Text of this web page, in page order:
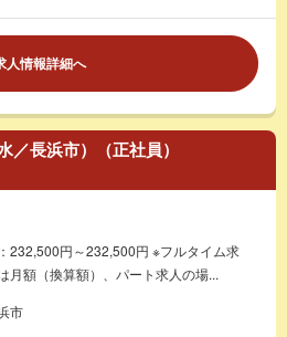
人情報詳細へ
／長浜市）（正社員）
232,500円～232,500円 ※フルタイム求
月額（換算額）、パート求人の場...
市